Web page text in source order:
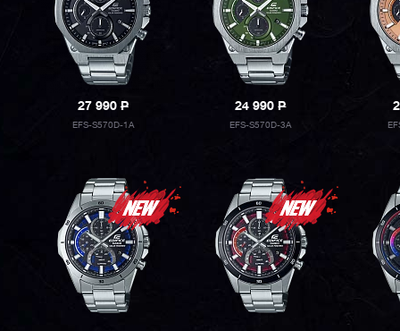
27 990P
EFS-S570D-1A
24 990P
EFS-S570D-3A